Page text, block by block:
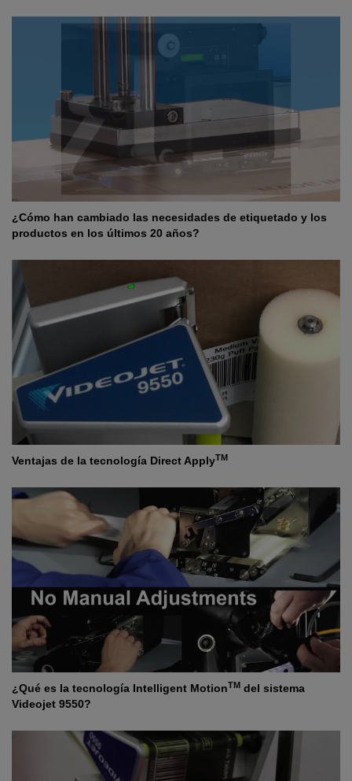
¿Cómo han cambiado las necesidades de etiquetado y los
productos en los últimos 20 años?
Ventajas de la tecnología Direct ApplyTM
¿Qué es la tecnología Intelligent MotionTM del sistema
Videojet 9550?